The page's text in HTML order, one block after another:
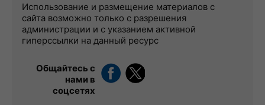
Использование и размещение материалов с
сайта возможно только с разрешения
администрации и с указанием активной
гиперссылки на данный ресурс
Общайтесь с
нами в
соцсетях